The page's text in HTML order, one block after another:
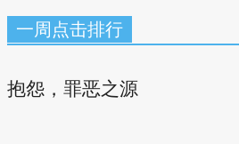
一周点击排行
抱怨，罪恶之源